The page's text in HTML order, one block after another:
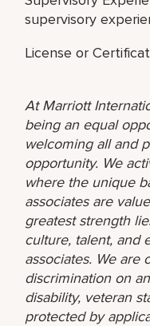
supervisory
License or
At Marriott
being an equal
welcoming all and
opportunity. We
where the unique
associates are
greatest strength
culture, talent, and
associates. We are
discrimination on
disability, veteran
protected by